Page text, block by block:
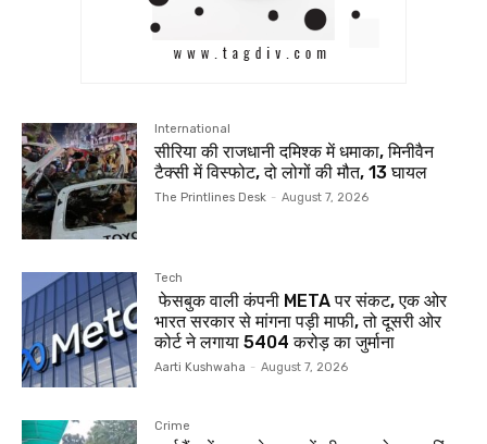
International
सीरिया की राजधानी दमिश्क में धमाका, मिनीवैन
टैक्सी में विस्फोट, दो लोगों की मौत, 13 घायल
The Printlines Desk - August 7, 2026
Tech
फेसबुक वाली कंपनी META पर संकट, एक ओर
भारत सरकार से मांगना पड़ी माफी, तो दूसरी ओर
कोर्ट ने लगाया ₹5404 करोड़ का जुर्माना
Aarti Kushwaha - August 7, 2026
Crime